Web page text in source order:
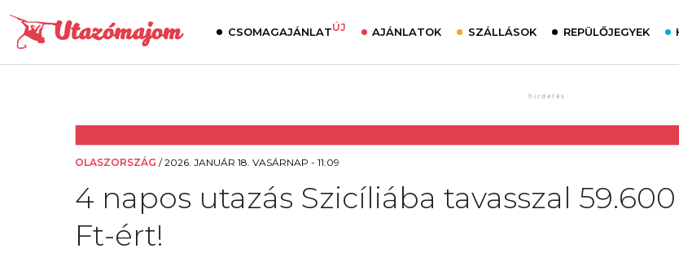
CSOMAGAJÁNLATÚJ AJÁNLATOK SZÁLLÁSOK REPÜLŐJEGYEK
OLASZORSZÁG /2026. JANUÁR 18. VASÁRNAP - 11:09
4 napos utazás Szicíliába tavasszal 59.600
Ft-ért!